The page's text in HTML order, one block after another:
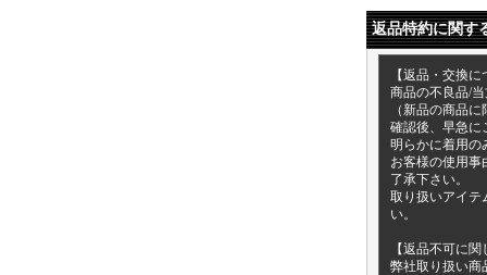
返品特約に関す
【返品・交換に
商品の不良品/
（新品の商品に
確認後、早急に
明らかに着用の
お客様の使用事
了承下さい。
取り扱いアイテ
い。
【返品不可に関
弊社取り扱い商